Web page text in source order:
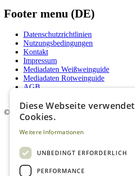
Footer menu (DE)
Datenschutzrichtlinien
Nutzungsbedingungen
Kontakt
Impressum
Mediadaten Weißweinguide
Mediadaten Rotweinguide
AGB
© 2026. Alle Rechte vorbehalten.
Diese Webseite verwendet
Cookies.
Weitere Informationen
UNBEDINGT ERFORDERLICH
PERFORMANCE